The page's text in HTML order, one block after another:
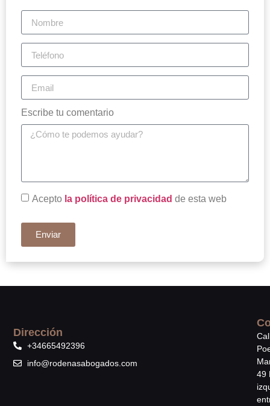
Escribe tu comentario
Acepto la política de privacidad de esta web
Enviar
49
Dirección
+34665492396
info@rodenasabogados.com